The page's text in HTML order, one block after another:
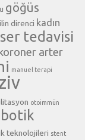
göğüs
direnci kadın
tedavisi
koroner arter
manuel terapi
otoimmün
teknolojileri stent